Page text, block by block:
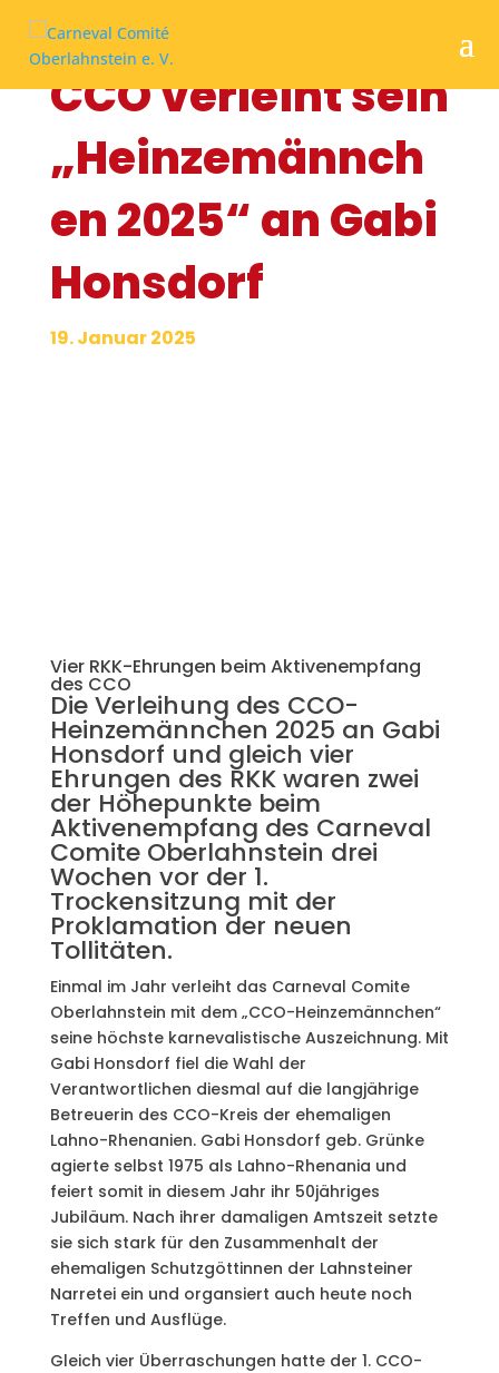
CCO verleiht sein
„Heinzemännch
en 2025“ an Gabi
Honsdorf
19. Januar 2025
Vier RKK-Ehrungen beim Aktivenempfang
des CCO
Die Verleihung des CCO-
Heinzemännchen 2025 an Gabi
Honsdorf und gleich vier
Ehrungen des RKK waren zwei
der Höhepunkte beim
Aktivenempfang des Carneval
Comite Oberlahnstein drei
Wochen vor der 1.
Trockensitzung mit der
Proklamation der neuen
Tollitäten.
Einmal im Jahr verleiht das Carneval Comite
Oberlahnstein mit dem „CCO-Heinzemännchen“
seine höchste karnevalistische Auszeichnung. Mit
Gabi Honsdorf fiel die Wahl der
Verantwortlichen diesmal auf die langjährige
Betreuerin des CCO-Kreis der ehemaligen
Lahno-Rhenanien. Gabi Honsdorf geb. Grünke
agierte selbst 1975 als Lahno-Rhenania und
feiert somit in diesem Jahr ihr 50jähriges
Jubiläum. Nach ihrer damaligen Amtszeit setzte
sie sich stark für den Zusammenhalt der
ehemaligen Schutzgöttinnen der Lahnsteiner
Narretei ein und organsiert auch heute noch
Treffen und Ausflüge.
Gleich vier Überraschungen hatte der 1. CCO-